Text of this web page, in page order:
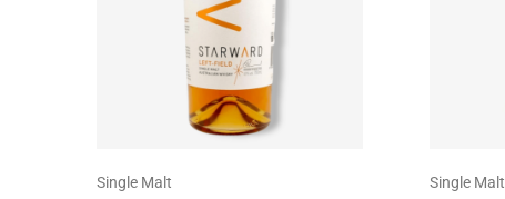
Single Malt Single Malt